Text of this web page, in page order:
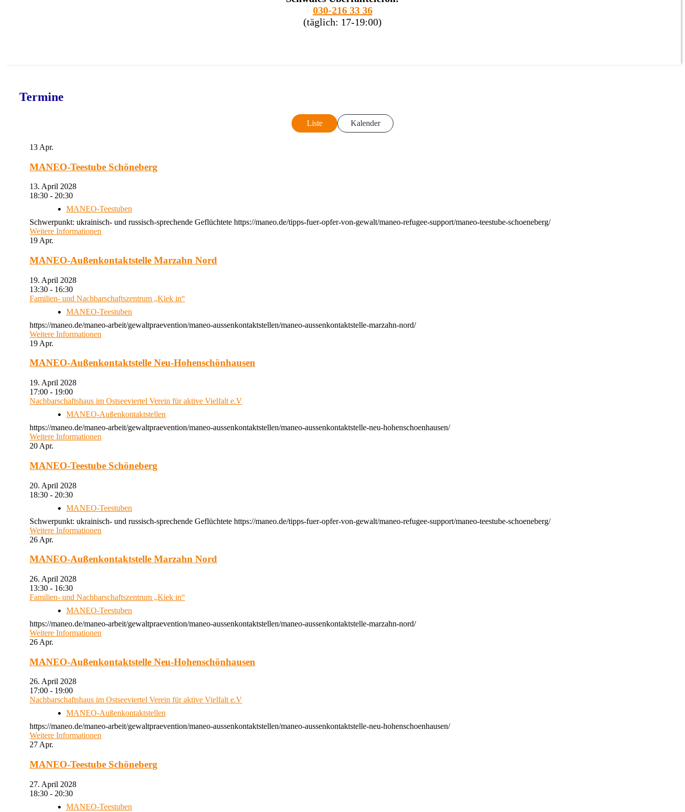
030-216 33 36
(täglich: 17-19:00)
Termine
Liste Kalender
13 Apr.
MANEO-Teestube Schöneberg
13. April 2028
18:30 - 20:30
MANEO-Teestuben
Schwerpunkt: ukrainisch- und russisch-sprechende Geflüchtete https://maneo.de/tipps-fuer-opfer-von-gewalt/maneo-refugee-support/maneo-teestube-schoeneberg/
Weitere Informationen
19 Apr.
MANEO-Außenkontaktstelle Marzahn Nord
19. April 2028
13:30 - 16:30
Familien- und Nachbarschaftszentrum „Kiek in“
MANEO-Teestuben
https://maneo.de/maneo-arbeit/gewaltpraevention/maneo-aussenkontaktstellen/maneo-aussenkontaktstelle-marzahn-nord/
Weitere Informationen
19 Apr.
MANEO-Außenkontaktstelle Neu-Hohenschönhausen
19. April 2028
17:00 - 19:00
Nachbarschaftshaus im Ostseeviertel Verein für aktive Vielfalt e.V
MANEO-Außenkontaktstellen
https://maneo.de/maneo-arbeit/gewaltpraevention/maneo-aussenkontaktstellen/maneo-aussenkontaktstelle-neu-hohenschoenhausen/
Weitere Informationen
20 Apr.
MANEO-Teestube Schöneberg
20. April 2028
18:30 - 20:30
MANEO-Teestuben
Schwerpunkt: ukrainisch- und russisch-sprechende Geflüchtete https://maneo.de/tipps-fuer-opfer-von-gewalt/maneo-refugee-support/maneo-teestube-schoeneberg/
Weitere Informationen
26 Apr.
MANEO-Außenkontaktstelle Marzahn Nord
26. April 2028
13:30 - 16:30
Familien- und Nachbarschaftszentrum „Kiek in“
MANEO-Teestuben
https://maneo.de/maneo-arbeit/gewaltpraevention/maneo-aussenkontaktstellen/maneo-aussenkontaktstelle-marzahn-nord/
Weitere Informationen
26 Apr.
MANEO-Außenkontaktstelle Neu-Hohenschönhausen
26. April 2028
17:00 - 19:00
Nachbarschaftshaus im Ostseeviertel Verein für aktive Vielfalt e.V
MANEO-Außenkontaktstellen
https://maneo.de/maneo-arbeit/gewaltpraevention/maneo-aussenkontaktstellen/maneo-aussenkontaktstelle-neu-hohenschoenhausen/
Weitere Informationen
27Apr.
MANEO-Teestube Schöneberg
27. April 2028
18:30 - 20:30
MANEO-Teestuben